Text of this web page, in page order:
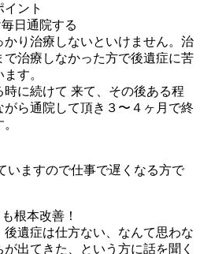
ント
日通院する
り治療しないといけません。治
治療しなかった方で後遺症に苦
す。
に続けて 来て、その後ある程
ら通院して頂き３〜４ヶ月で終
ますので仕事で遅くなる方で
根本改善！
遺症は仕方ない、なんて思わな
出てきた、という方に話を聞く